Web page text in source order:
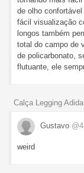
de olho
fácil visualização
longos também
total do campo de
de policarbonato,
flutuante, ele
Calça Legging
Gustavo
weird